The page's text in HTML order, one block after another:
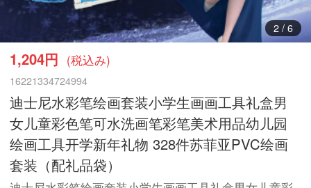
3/ 6
1,204円 (税込み)
16221334724994
迪士尼水彩笔绘画套装小学生画画工具礼盒男
女儿童彩色笔可水洗画笔彩笔美术用品幼儿园
绘画工具开学新年礼物 328件苏菲亚PVC绘画
套装（配礼品袋）